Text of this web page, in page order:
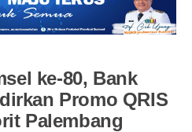
ke-80, Bank
Promo QRIS
Palembang